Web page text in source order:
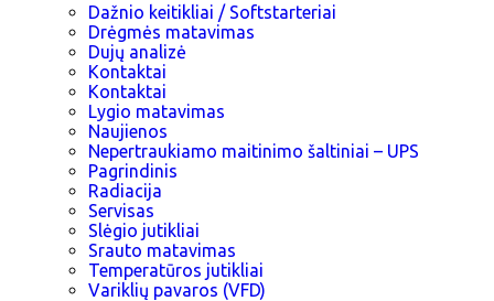
Dažnio keitikliai / Softstarteriai
Drėgmės matavimas
Dujų analizė
Kontaktai
Kontaktai
Lygio matavimas
Naujienos
Nepertraukiamo maitinimo šaltiniai – UPS
Pagrindinis
Radiacija
Servisas
Slėgio jutikliai
Srauto matavimas
Temperatūros jutikliai
Variklių pavaros (VFD)